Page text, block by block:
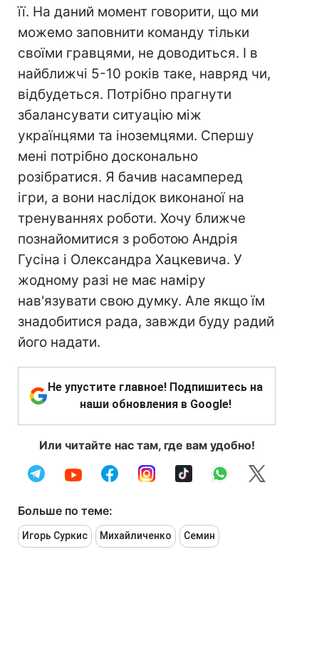
її. На даний момент говорити, що ми
можемо заповнити команду тільки
своїми гравцями, не доводиться. І в
найближчі 5-10 років таке, навряд чи,
відбудеться. Потрібно прагнути
збалансувати ситуацію між
українцями та іноземцями. Спершу
мені потрібно досконально
розібратися. Я бачив насамперед
ігри, а вони наслідок виконаної на
тренуваннях роботи. Хочу ближче
познайомитися з роботою Андрія
Гусіна і Олександра Хацкевича. У
жодному разі не має наміру
нав'язувати свою думку. Але якщо їм
знадобитися рада, завжди буду радий
його надати.
Не упустите главное! Подпишитесь на
наши обновления в Google!
Или читайте нас там, где вам удобно!
Больше по теме:
Игорь Суркис Михайличенко Семин